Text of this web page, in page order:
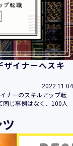
ザイナーへスキ
2022.11.04
ナーのスキルアップ転
じ事例はなく、100人